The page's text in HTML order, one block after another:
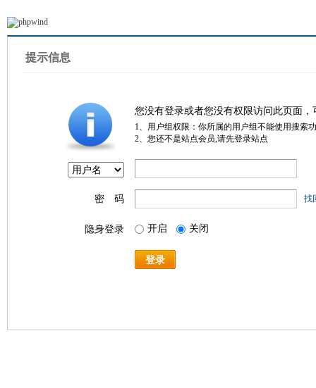
提示信息
您没有登录或者您没有权限访问此页面
1、用户组权限：你所属的用户组不能使用搜索
2、您还不是站点会员,请先登录站点
密 码 找
隐身登录 开启 关闭
登录